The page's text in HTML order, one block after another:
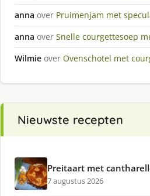
anna over Pruimenjam met
anna over Snelle courgettesoep
Wilmie over Ovenschotel met
Nieuwste recepten
Preitaart met
7 augustus 2026